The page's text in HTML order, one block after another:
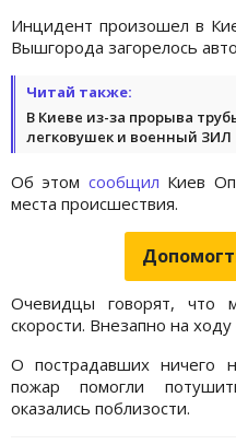
Инцидент произошел в
Вышгорода загорелось
Читай также:
В Киеве из-за прорыва
легковушек и военный ЗИЛ
Об этом сообщил Киев
места происшествия.
Очевидцы говорят, что
скорости. Внезапно на
О пострадавших ничего
пожар помогли
оказались поблизости.